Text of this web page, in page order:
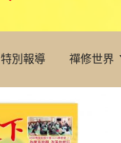
特別報導 禪修世界